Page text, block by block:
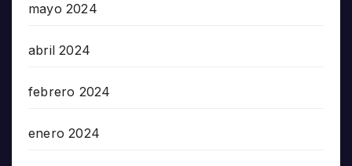
mayo 2024
abril 2024
febrero 2024
enero 2024